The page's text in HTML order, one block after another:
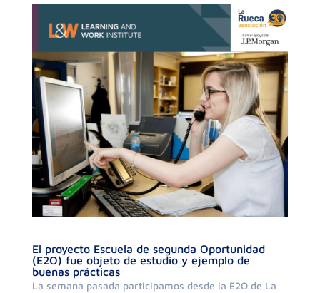
El proyecto Escuela de segunda Oportunidad
(E2O) fue objeto de estudio y ejemplo de
buenas prácticas
La semana pasada participamos desde la E2O de La